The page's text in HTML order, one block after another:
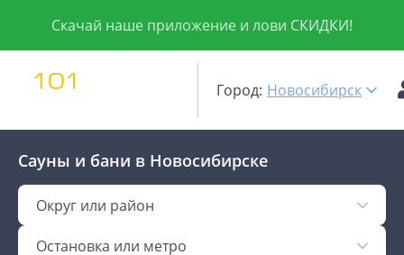
Скачай наше приложение и лови СКИДКИ!
Город: Новосибирск
Сауны и бани в Новосибирске
Округ или район
Остановка или метро